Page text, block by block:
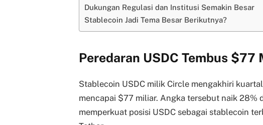
Dukungan Regulasi dan Institusi Semakin Besar
Stablecoin Jadi Tema Besar Berikutnya?
Peredaran USDC Tembus $77
Stablecoin USDC milik Circle mengakhiri
mencapai $77 miliar. Angka tersebut naik
memperkuat posisi USDC sebagai stablecoin